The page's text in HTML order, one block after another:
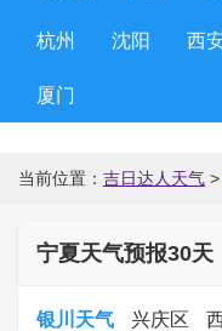
杭州 沈阳 西
厦门
当前位置： 吉日达人天气 >
宁夏天气预报30天
银川天气 兴庆区